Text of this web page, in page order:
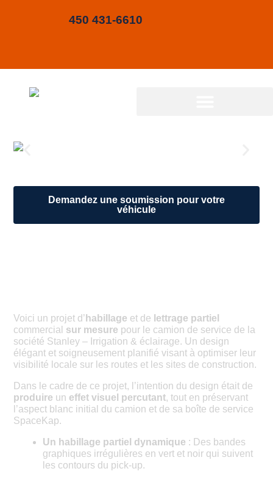
450 431-6610
Demandez une soumission pour votre
véhicule
Voici un projet d’ habillage et de lettrage partiel
commercial sur mesure pour le camion de service de la
société Stanley – Irrigation & éclairage. Un design
élégant et soigneusement planifié visant à optimiser leur
visibilité locale sur les routes et les sites de construction.
Dans le cadre de ce projet, l’intention du design était de
produire un effet visuel percutant, tout en préservant
l’aspect blanc initial du camion et de sa boîte de service
SpaceKap.
Un habillage partiel dynamique : Des bandes
graphiques irrégulières en vert et noir qui suivent
les contours du pick-up.